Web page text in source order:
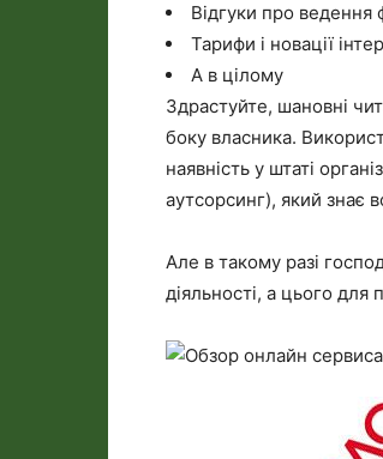
Відгуки про ведення
Тарифи і новації
А в цілому
Здрастуйте, шановні
боку власника.
наявність у штаті
аутсорсинг), який знає
Але в такому разі
діяльності, а цього